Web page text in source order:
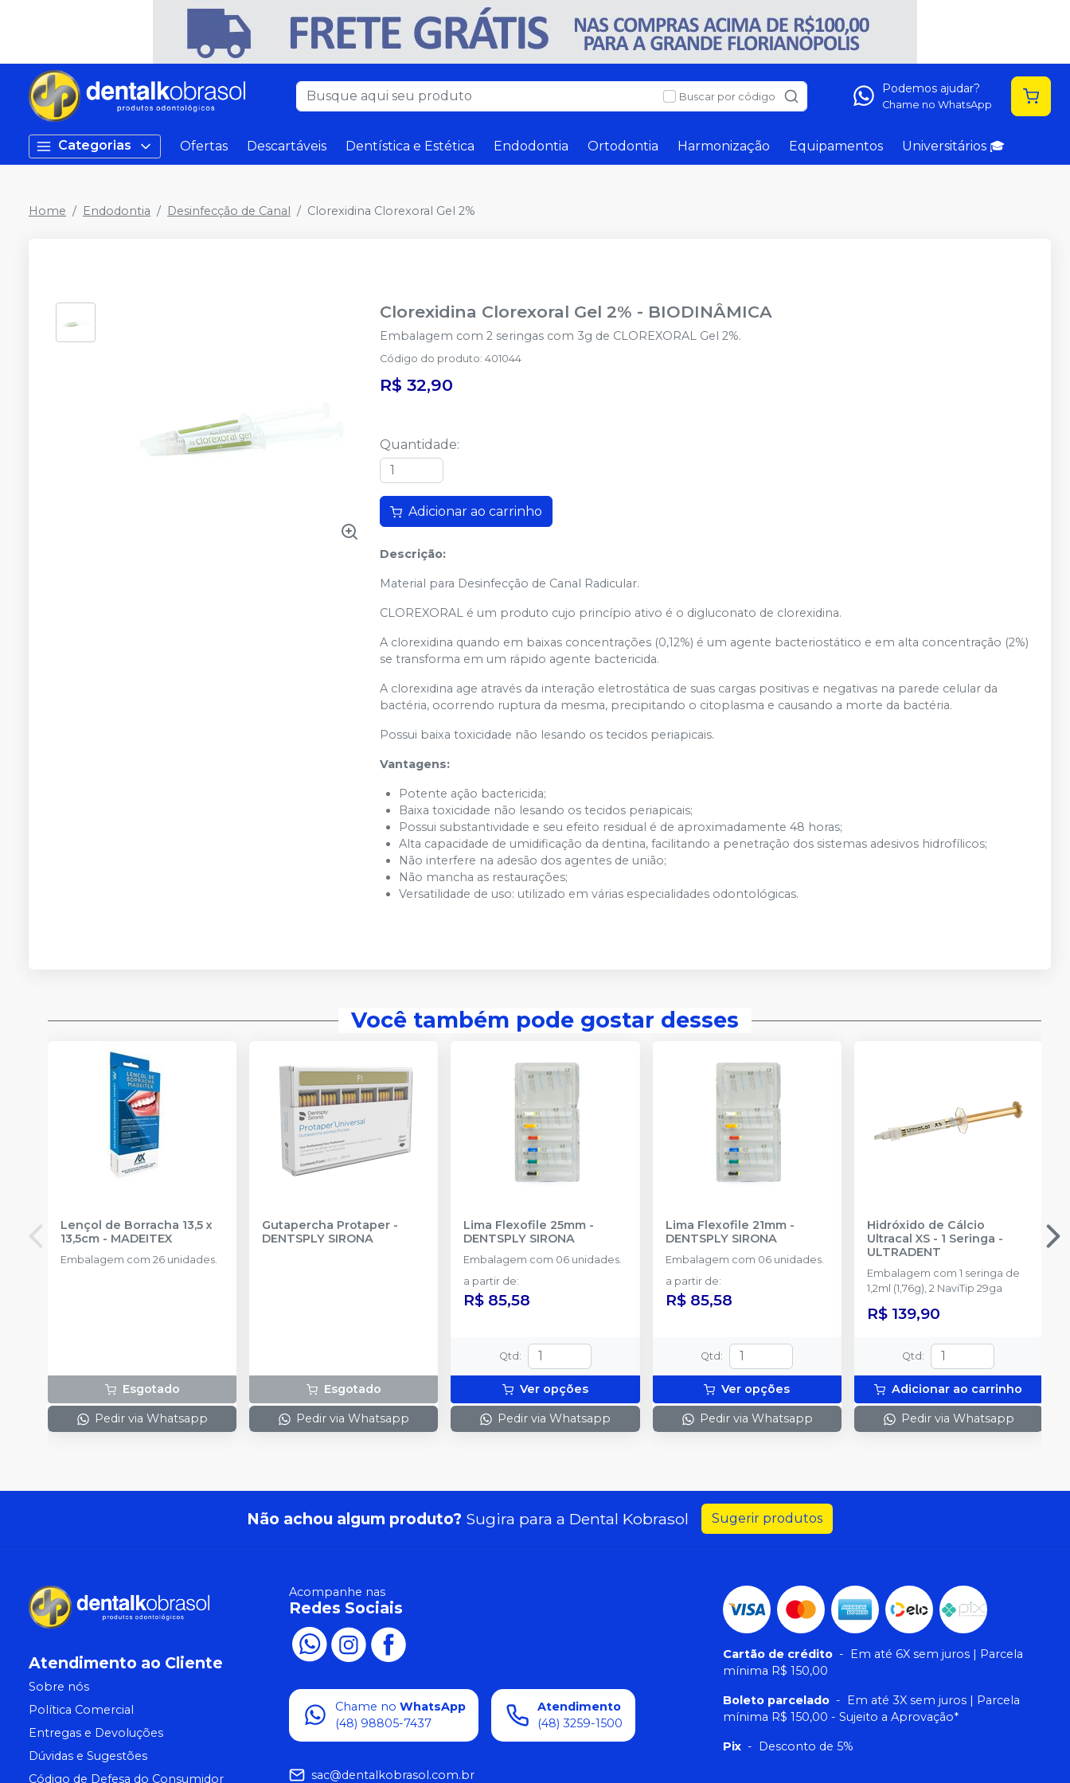
Buscar por código
Podemos ajudar?
Chame no WhatsApp
Categorias Ofertas Descartáveis Dentística e Estética Endodontia Ortodontia Harmonização Equipamentos Universitários 🎓
Home Endodontia Desinfecção de Canal Clorexidina Clorexoral Gel 2%
Clorexidina Clorexoral Gel 2% - BIODINÂMICA
Embalagem com 2 seringas com 3g de CLOREXORAL Gel 2%.
Código do produto:401044
R$ 32,90
Quantidade:
Adicionar ao carrinho
Descrição:
Material para Desinfecção de Canal Radicular.
CLOREXORAL é um produto cujo princípio ativo é o digluconato de clorexidina.
A clorexidina quando em baixas concentrações (0,12%) é um agente bacteriostático e em alta concentração (2%)
se transforma em um rápido agente bactericida.
A clorexidina age através da interação eletrostática de suas cargas positivas e negativas na parede celular da
bactéria, ocorrendo ruptura da mesma, precipitando o citoplasma e causando a morte da bactéria.
Possui baixa toxicidade não lesando os tecidos periapicais.
Vantagens:
Potente ação bactericida;
Baixa toxicidade não lesando os tecidos periapicais;
Possui substantividade e seu efeito residual é de aproximadamente 48 horas;
Alta capacidade de umidificação da dentina, facilitando a penetração dos sistemas adesivos hidrofílicos;
Não interfere na adesão dos agentes de união;
Não mancha as restaurações;
Versatilidade de uso: utilizado em várias especialidades odontológicas.
Você também pode gostar desses
Lençol de Borracha 13,5 x
13,5cm - MADEITEX
Embalagem com 26 unidades.
Esgotado
Pedir via Whatsapp
Gutapercha Protaper -
DENTSPLY SIRONA
Esgotado
Pedir via Whatsapp
Lima Flexofile 25mm -
DENTSPLY SIRONA
Embalagem com 06 unidades.
a partir de:
R$ 85,58
Qtd :
Ver opções
Pedir via Whatsapp
Lima Flexofile 21mm-
DENTSPLY SIRONA
Embalagem com 06 unidades.
a partir de:
R$ 85,58
Qtd :
Ver opções
Pedir via Whatsapp
Hidróxido de Cálcio
Ultracal XS - 1 Seringa -
ULTRADENT
Embalagem com 1 seringa de
1,2ml (1,76g), 2 NaviTip 29ga
R$ 139,90
Qtd :
Adicionar ao carrinho
Pedir via Whatsapp
Não achou algum produto? Sugira para a Dental Kobrasol Sugerir produtos
Atendimento ao Cliente
Sobre nós
Política Comercial
Entregas e Devoluções
Dúvidas e Sugestões
Código de Defesa do Consumidor
Acompanhe nas
Redes Sociais
Chame no WhatsApp
(48) 98805-7437
Atendimento
(48) 3259-1500
sac@dentalkobrasol.com.br
Cartão de crédito - Em até 6X sem juros | Parcela
mínima R$ 150,00
Boleto parcelado - Em até 3X sem juros | Parcela
mínima R$ 150,00 - Sujeito a Aprovação*
Pix - Desconto de 5%